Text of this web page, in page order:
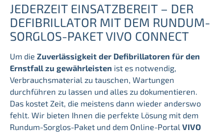
JEDERZEIT EINSATZBEREIT – DER
DEFIBRILLATOR MIT DEM RUNDUM-
SORGLOS-PAKET VIVO CONNECT
Um die Zuverlässigkeit der Defibrillatoren für den
Ernstfall zu gewährleisten ist es notwendig,
Verbrauchsmaterial zu tauschen, Wartungen
durchführen zu lassen und alles zu dokumentieren.
Das kostet Zeit, die meistens dann wieder anderswo
fehlt. Wir bieten Ihnen die perfekte Lösung mit dem
Rundum-Sorglos-Paket und dem Online-Portal VIVO